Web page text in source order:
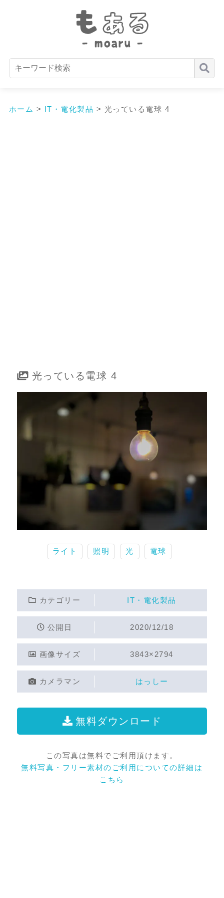
ホーム > IT・電化製品 > 光っている電球 4
光っている電球 4
ライト 照明 光 電球
カテゴリー IT・電化製品
公開日 2020/12/18
画像サイズ 3843×2794
カメラマン はっしー
無料ダウンロード
この写真は無料でご利用頂けます。
無料写真・フリー素材のご利用についての詳細は
こちら